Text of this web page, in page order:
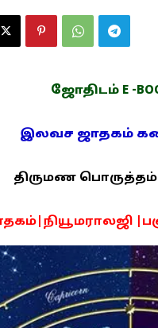
ஜோதிடம் E -
இலவச ஜாதகம்
திருமண பொருத்தம்